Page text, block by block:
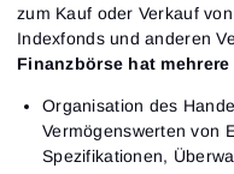
zum Kauf oder Verkauf
Indexfonds und anderen
Finanzbörse hat mehrere
Organisation des
Vermögenswerten von
Spezifikationen,